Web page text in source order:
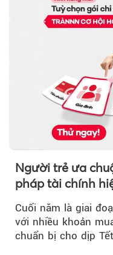
Người trẻ ưa
pháp tài chính
tiêu cuối năm
Cuối năm là giai
với nhiều khoản
chuẩn bị cho dịp